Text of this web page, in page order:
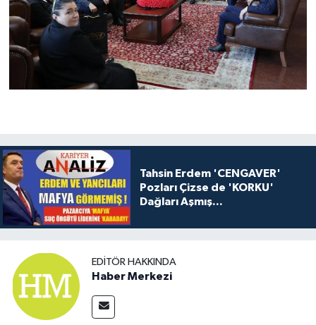
Tahsin Erdem 'CENGAVER'
Pozları Çizse de 'KORKU'
Dağları Aşmış...
EDITÖR HAKKINDA
Haber Merkezi